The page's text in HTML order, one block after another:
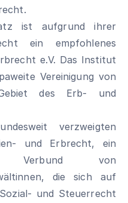
ist aufgrund ihrer
ein empfohlenes
e.V. Das Institut
Vereinigung von
des Erb- und
verzweigten
und Erbrecht, ein
Verbund von
die sich auf
und Steuerrecht